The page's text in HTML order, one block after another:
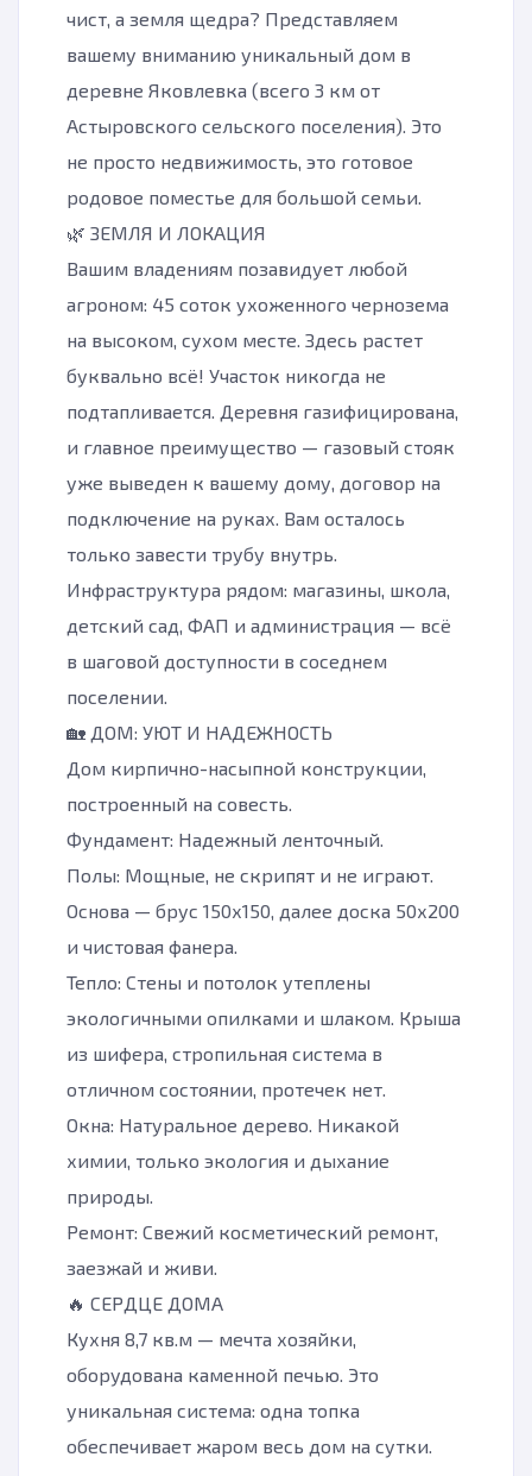
чист, а земля щедра? Представляем
вашему вниманию уникальный дом в
деревне Яковлевка (всего 3 км от
Астыровского сельского поселения). Это
не просто недвижимость, это готовое
родовое поместье для большой семьи.
🌿 ЗЕМЛЯ И ЛОКАЦИЯ
Вашим владениям позавидует любой
агроном: 45 соток ухоженного чернозема
на высоком, сухом месте. Здесь растет
буквально всё! Участок никогда не
подтапливается. Деревня газифицирована,
и главное преимущество — газовый стояк
уже выведен к вашему дому, договор на
подключение на руках. Вам осталось
только завести трубу внутрь.
Инфраструктура рядом: магазины, школа,
детский сад, ФАП и администрация — всё
в шаговой доступности в соседнем
поселении.
🏡 ДОМ: УЮТ И НАДЕЖНОСТЬ
Дом кирпично-насыпной конструкции,
построенный на совесть.
Фундамент: Надежный ленточный.
Полы: Мощные, не скрипят и не играют.
Основа — брус 150х150, далее доска 50х200
и чистовая фанера.
Тепло: Стены и потолок утеплены
экологичными опилками и шлаком. Крыша
из шифера, стропильная система в
отличном состоянии, протечек нет.
Окна: Натуральное дерево. Никакой
химии, только экология и дыхание
природы.
Ремонт: Свежий косметический ремонт,
заезжай и живи.
🔥 СЕРДЦЕ ДОМА
Кухня 8,7 кв.м — мечта хозяйки,
оборудована каменной печью. Это
уникальная система: одна топка
обеспечивает жаром весь дом на сутки.